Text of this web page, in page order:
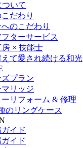
いて
だわり
のこだわり
ターサービス
房 × 技能士
て愛され続ける和光
プラン
リッジ
ーリフォーム & 修理
のリングケース
イド
イド